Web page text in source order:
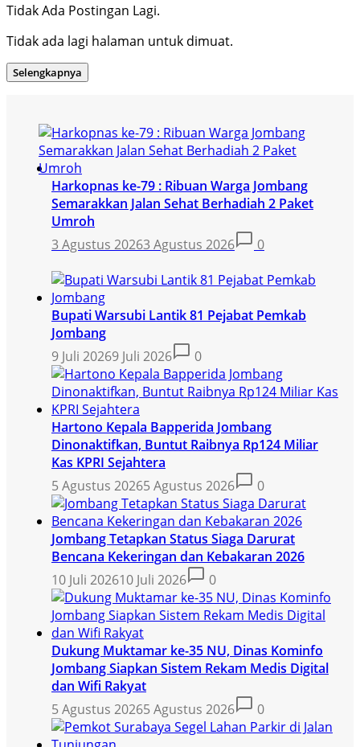
Tidak Ada Postingan Lagi.
Tidak ada lagi halaman untuk dimuat.
Selengkapnya
Harkopnas ke-79 : Ribuan Warga Jombang
Semarakkan Jalan Sehat Berhadiah 2 Paket
Umroh
3 Agustus 20263 Agustus 2026 0
Bupati Warsubi Lantik 81 Pejabat Pemkab
Jombang
9 Juli 20269 Juli 2026 0
Hartono Kepala Bapperida Jombang
Dinonaktifkan, Buntut Raibnya Rp124 Miliar
Kas KPRI Sejahtera
5 Agustus 20265 Agustus 2026 0
Jombang Tetapkan Status Siaga Darurat
Bencana Kekeringan dan Kebakaran 2026
10 Juli 202610 Juli 2026 0
Dukung Muktamar ke-35 NU, Dinas Kominfo
Jombang Siapkan Sistem Rekam Medis Digital
dan Wifi Rakyat
5 Agustus 20265 Agustus 2026 0